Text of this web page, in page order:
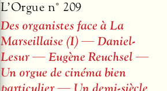
L’Orgue n° 209
Des organistes face à La
Marseillaise (I) — Daniel-
Lesur — Eugène Reuchsel —
Un orgue de cinéma bien